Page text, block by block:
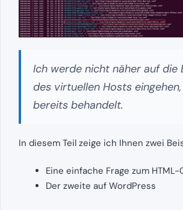
Ich werde nicht näher auf die
des virtuellen Hosts
bereits behandelt.
In diesem Teil zeige ich Ihnen zwei
Eine einfache Frage zum HTML-
Der zweite auf WordPress